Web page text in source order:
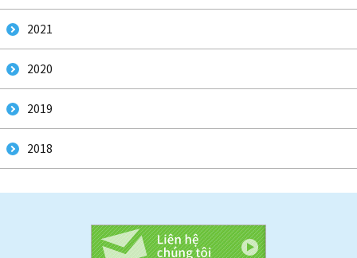
ねぱーるご
2021
2020
2019
2018